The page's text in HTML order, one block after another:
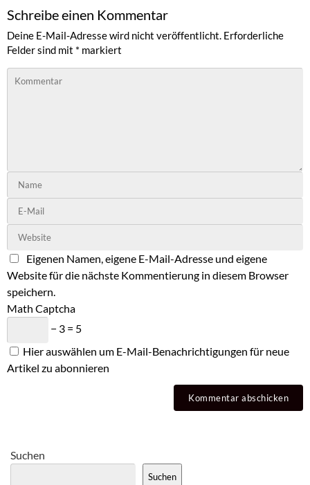
Schreibe einen Kommentar
Deine E-Mail-Adresse wird nicht veröffentlicht. Erforderliche
Felder sind mit * markiert
Eigenen Namen, eigene E-Mail-Adresse und eigene
Website für die nächste Kommentierung in diesem Browser
speichern.
Math Captcha
− 3 = 5
Hier auswählen um E-Mail-Benachrichtigungen für neue
Artikel zu abonnieren
Suchen
Suchen